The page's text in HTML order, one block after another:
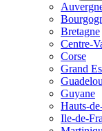
Bretagne
Centre-
Corse
Grand
Guyane
Hauts-
Ile-de-